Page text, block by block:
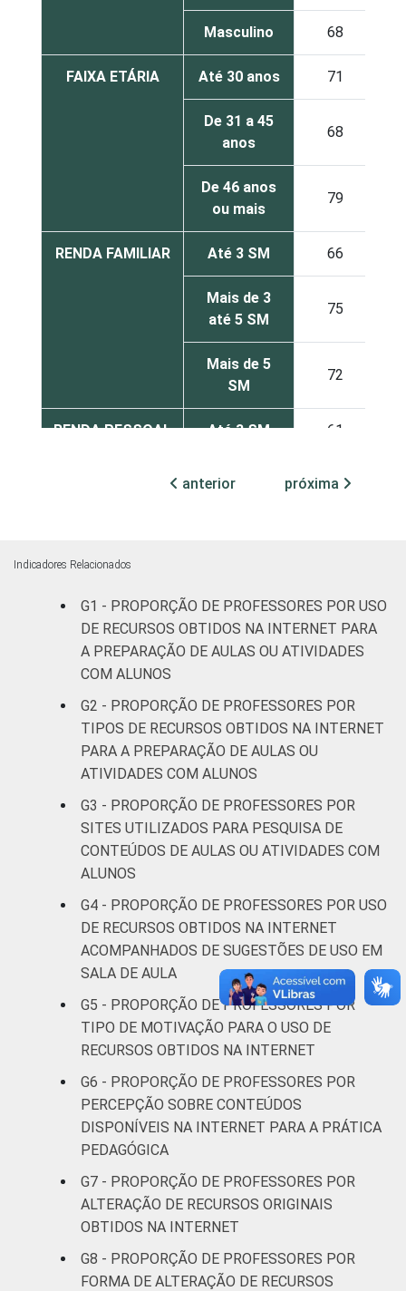
Masculino 68
FAIXA ETÁRIA Até 30 anos 71
De 31 a 45
anos
68
De 46 anos
ou mais
79
RENDA FAMILIAR Até 3 SM 66
Mais de 3
até 5 SM
75
Mais de 5
SM
72
RENDA PESSOAL Até 3 SM 61
Mais de 3
77
REGIÃO Norte 52
Centro-
71
Sudeste
Sul 64
DEPENDÊNCIA
ADMINISTRATIVA
Pública
71
Estadual
71
Total —
Públicas
Particular
4ª série / 5º
ano do
Ensino
65
8ª série / 9º
ano do
Fundamental
anterior próxima
Indicadores Relacionados
G1 - PROPORÇÃO DE PROFESSORES POR USO
DE RECURSOS OBTIDOS NA INTERNET PARA
A PREPARAÇÃO DE AULAS OU ATIVIDADES
COM ALUNOS
G2 - PROPORÇÃO DE PROFESSORES POR
TIPOS DE RECURSOS OBTIDOS NA INTERNET
PARA A PREPARAÇÃO DE AULAS OU
ATIVIDADES COM ALUNOS
G3 - PROPORÇÃO DE PROFESSORES POR
SITES UTILIZADOS PARA PESQUISA DE
CONTEÚDOS DE AULAS OU ATIVIDADES COM
ALUNOS
G4 - PROPORÇÃO DE PROFESSORES POR USO
DE RECURSOS OBTIDOS NA INTERNET
ACOMPANHADOS DE SUGESTÕES DE USO EM
SALA DE AULA
G5 - PROPORÇÃO DE PROFESSORES POR
TIPO DE MOTIVAÇÃO PARA O USO DE
RECURSOS OBTIDOS NA INTERNET
G6 - PROPORÇÃO DE PROFESSORES POR
PERCEPÇÃO SOBRE CONTEÚDOS
DISPONÍVEIS NA INTERNET PARA A PRÁTICA
PEDAGÓGICA
G7 - PROPORÇÃO DE PROFESSORES POR
ALTERAÇÃO DE RECURSOS ORIGINAIS
OBTIDOS NA INTERNET
G8 - PROPORÇÃO DE PROFESSORES POR
FORMA DE ALTERAÇÃO DE RECURSOS